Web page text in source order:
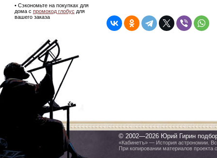
• Сэкономьте на покупках для
дома с промокод глобус для
вашего заказа
© 2002—2026 Юрий Гирин
«Кабинетъ» — История астрономии.
При копировании материалов проекта